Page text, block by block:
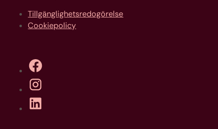
Tillgänglighetsredogörelse
Cookiepolicy